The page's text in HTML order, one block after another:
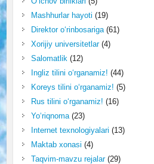
Mashhurlar hayoti (19)
Direktor o‘rinbosariga(61)
Xorijiy universitetlar(4)
Salomatlik(12)
Ingliz tilini o‘rganamiz! (44)
Koreys tilini o‘rganamiz! (5)
Rus tilini o‘rganamiz! (16)
Yo‘riqnoma(23)
Internet texnologiyalari (13)
Maktab xonasi (4)
Taqvim-mavzu rejalar(29)